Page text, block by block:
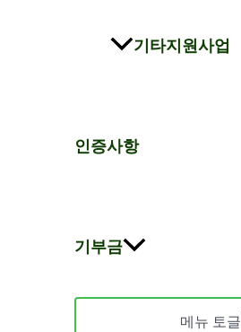
기타지원사업
인증사항
기부금
메뉴 토글